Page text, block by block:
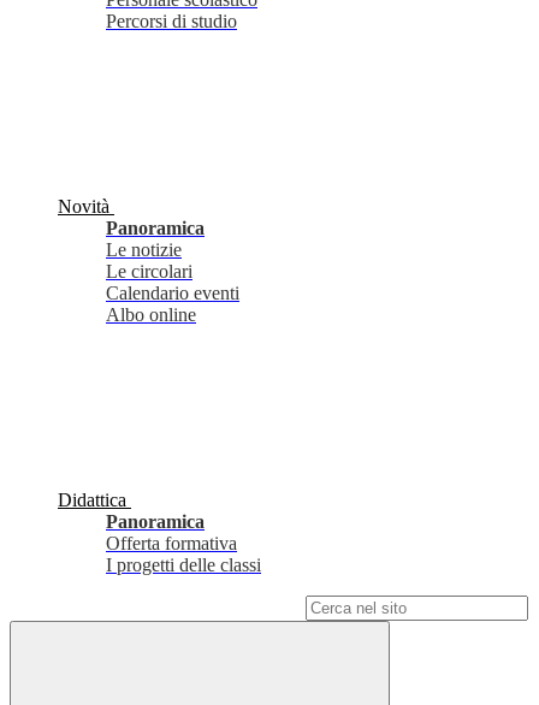
Percorsi di studio
Novità
Panoramica
Le notizie
Le circolari
Calendario eventi
Albo online
Didattica
Panoramica
Offerta formativa
I progetti delle classi